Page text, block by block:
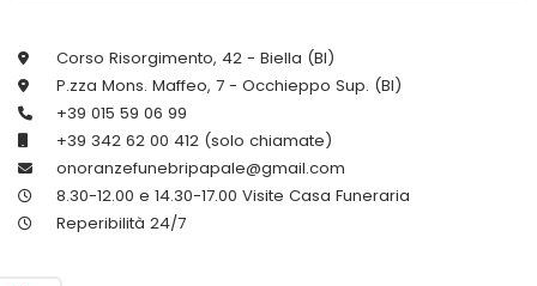
Corso Risorgimento, 42 - Biella (BI)
P.zza Mons. Maffeo, 7 - Occhieppo Sup. (BI)
+39 015 59 06 99
+39 342 62 00 412 (solo chiamate)
onoranzefunebripapale@gmail.com
8.30-12.00 e 14.30-17.00 Visite Casa Funeraria
Reperibilità 24/7